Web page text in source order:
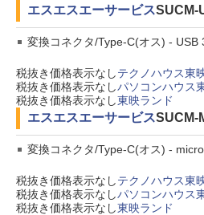
エスエスエーサービスSUCM-
変換コネクタ/Type-C(オス) - USB
税抜き価格表示なしテクノハウス東
税抜き価格表示なしパソコンハウス
税抜き価格表示なし東映ランド
エスエスエーサービスSUCM-
変換コネクタ/Type-C(オス) -
税抜き価格表示なしテクノハウス東
税抜き価格表示なしパソコンハウス
税抜き価格表示なし東映ランド